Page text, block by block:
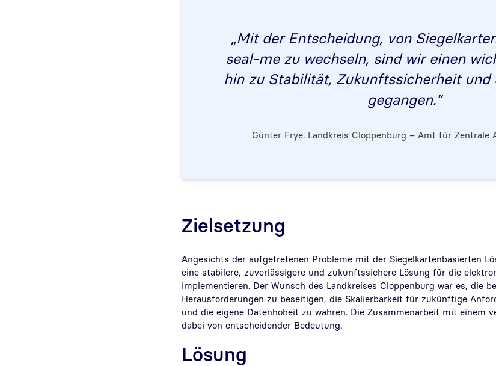
„Mit der Entscheidung, von
seal-me zu wechseln, sind wir einen
hin zu Stabilität, Zukunftssicherheit und
gegangen.“
Günter Frye. Landkreis Cloppenburg – Amt für Zentrale
Zielsetzung
Angesichts der aufgetretenen Probleme mit der Siegelkartenbasierten
eine stabilere, zuverlässigere und zukunftssichere Lösung für die
implementieren. Der Wunsch des Landkreises Cloppenburg war es, die
Herausforderungen zu beseitigen, die Skalierbarkeit für zukünftige
und die eigene Datenhoheit zu wahren. Die Zusammenarbeit mit einem
dabei von entscheidender Bedeutung.
Lösung